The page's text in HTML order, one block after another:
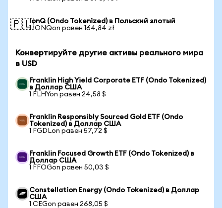
🇵🇱IonQ (Ondo Tokenized) в Польский злотый
1 IONQon равен 164,84 zł
Конвертируйте другие активы реального мира
в USD
Franklin High Yield Corporate ETF (Ondo Tokenized)
в Доллар США
1 FLHYon равен 24,58 $
Franklin Responsibly Sourced Gold ETF (Ondo
Tokenized) в Доллар США
1 FGDLon равен 57,72 $
Franklin Focused Growth ETF (Ondo Tokenized) в
Доллар США
1 FFOGon равен 50,03 $
Constellation Energy (Ondo Tokenized) в Доллар
США
1 CEGon равен 268,05 $